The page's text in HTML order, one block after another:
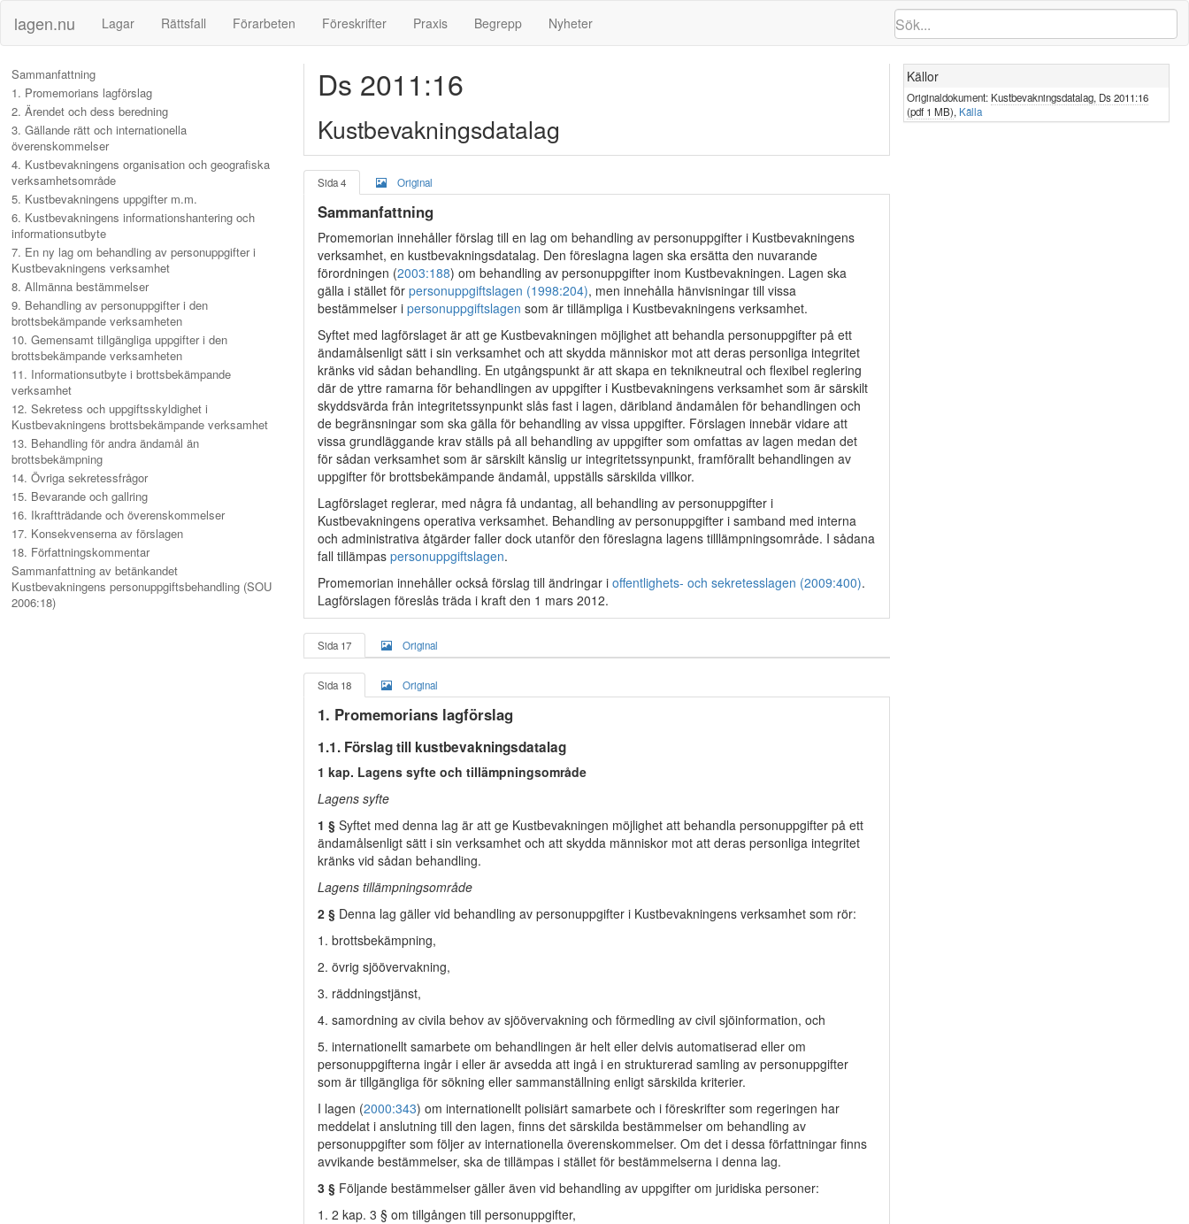
lagen.nu Lagar Rättsfall Förarbeten Föreskrifter Praxis Begrepp Nyheter
Sammanfattning
1. Promemorians lagförslag
2. Ärendet och dess beredning
3. Gällande rätt och internationella
överenskommelser
4. Kustbevakningens organisation och geografiska
verksamhetsområde
5. Kustbevakningens uppgifter m.m.
6. Kustbevakningens informationshantering och
informationsutbyte
7. En ny lag om behandling av personuppgifter i
Kustbevakningens verksamhet
8. Allmänna bestämmelser
9. Behandling av personuppgifter i den
brottsbekämpande verksamheten
10. Gemensamt tillgängliga uppgifter i den
brottsbekämpande verksamheten
11. Informationsutbyte i brottsbekämpande
verksamhet
12. Sekretess och uppgiftsskyldighet i
Kustbevakningens brottsbekämpande verksamhet
13. Behandling för andra ändamål än
brottsbekämpning
14. Övriga sekretessfrågor
15. Bevarande och gallring
16. Ikraftträdande och överenskommelser
17. Konsekvenserna av förslagen
18. Författningskommentar
Sammanfattning av betänkandet
Kustbevakningens personuppgiftsbehandling (SOU
2006:18)
Ds 2011:16
Kustbevakningsdatalag
Källor
Originaldokument: Kustbevakningsdatalag, Ds 2011:16
(pdf 1 MB), Källa
Sida 4 Original
Sammanfattning
Promemorian innehåller förslag till en lag om behandling av personuppgifter i Kustbevakningens
verksamhet, en kustbevakningsdatalag. Den föreslagna lagen ska ersätta den nuvarande
förordningen (2003:188) om behandling av personuppgifter inom Kustbevakningen. Lagen ska
gälla i stället för personuppgiftslagen (1998:204), men innehålla hänvisningar till vissa
bestämmelser i personuppgiftslagen som är tillämpliga i Kustbevakningens verksamhet.
Syftet med lagförslaget är att ge Kustbevakningen möjlighet att behandla personuppgifter på ett
ändamålsenligt sätt i sin verksamhet och att skydda människor mot att deras personliga integritet
kränks vid sådan behandling. En utgångspunkt är att skapa en teknikneutral och flexibel reglering
där de yttre ramarna för behandlingen av uppgifter i Kustbevakningens verksamhet som är särskilt
skyddsvärda från integritetssynpunkt slås fast i lagen, däribland ändamålen för behandlingen och
de begränsningar som ska gälla för behandling av vissa uppgifter. Förslagen innebär vidare att
vissa grundläggande krav ställs på all behandling av uppgifter som omfattas av lagen medan det
för sådan verksamhet som är särskilt känslig ur integritetssynpunkt, framförallt behandlingen av
uppgifter för brottsbekämpande ändamål, uppställs särskilda villkor.
Lagförslaget reglerar, med några få undantag, all behandling av personuppgifter i
Kustbevakningens operativa verksamhet. Behandling av personuppgifter i samband med interna
och administrativa åtgärder faller dock utanför den föreslagna lagens tilllämpningsområde. I sådana
fall tillämpas personuppgiftslagen.
Promemorian innehåller också förslag till ändringar i offentlighets- och sekretesslagen (2009:400).
Lagförslagen föreslås träda i kraft den 1 mars 2012.
Sida 17 Original
Sida 18 Original
1. Promemorians lagförslag
1.1. Förslag till kustbevakningsdatalag
1 kap. Lagens syfte och tillämpningsområde
Lagens syfte
1 § Syftet med denna lag är att ge Kustbevakningen möjlighet att behandla personuppgifter på ett
ändamålsenligt sätt i sin verksamhet och att skydda människor mot att deras personliga integritet
kränks vid sådan behandling.
Lagens tillämpningsområde
2 § Denna lag gäller vid behandling av personuppgifter i Kustbevakningens verksamhet som rör:
1. brottsbekämpning,
2. övrig sjöövervakning,
3. räddningstjänst,
4. samordning av civila behov av sjöövervakning och förmedling av civil sjöinformation, och
5. internationellt samarbete om behandlingen är helt eller delvis automatiserad eller om
personuppgifterna ingår i eller är avsedda att ingå i en strukturerad samling av personuppgifter
som är tillgängliga för sökning eller sammanställning enligt särskilda kriterier.
I lagen (2000:343) om internationellt polisiärt samarbete och i föreskrifter som regeringen har
meddelat i anslutning till den lagen, finns det särskilda bestämmelser om behandling av
personuppgifter som följer av internationella överenskommelser. Om det i dessa författningar finns
avvikande bestämmelser, ska de tillämpas i stället för bestämmelserna i denna lag.
3 § Följande bestämmelser gäller även vid behandling av uppgifter om juridiska personer:
1. 2 kap. 3 § om tillgången till personuppgifter,